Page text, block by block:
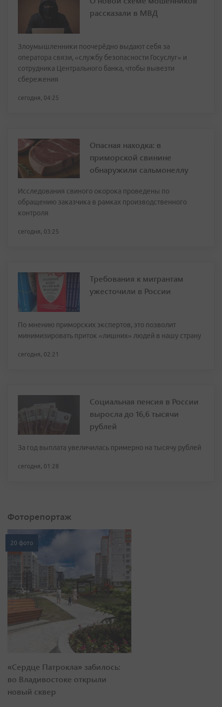
рассказали в МВД
Злоумышленники поочерёдно выдают себя за
оператора связи, «службу безопасности Госуслуг» и
сотрудника Центрального банка, чтобы вывезти
сбережения
сегодня, 04:25
Опасная находка: в
приморской свинине
обнаружили сальмонеллу
Исследования свиного окорока проведены по
обращению заказчика в рамках производственного
контроля
сегодня, 03:25
Требования к мигрантам
ужесточили в России
По мнению приморских экспертов, это позволит
минимизировать приток «лишних» людей в нашу страну
сегодня, 02:21
Социальная пенсия в России
выросла до 16,6 тысячи
рублей
За год выплата увеличилась примерно на тысячу рублей
сегодня, 01:28
Фоторепортаж
20 фото
«Сердце Патрокла» забилось:
во Владивостоке открыли
новый сквер